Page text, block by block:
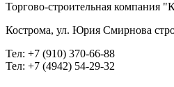
Торгово-строительная компания
Кострома, ул. Юрия Смирнова
Тел: +7 (910) 370-66-88
Тел: +7 (4942) 54-29-32